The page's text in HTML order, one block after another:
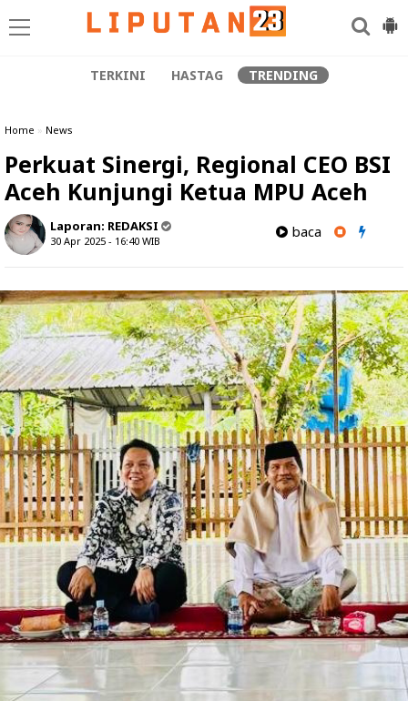
TERKINI HASTAG TRENDING
Home » News
Perkuat Sinergi, Regional CEO BSI
Aceh Kunjungi Ketua MPU Aceh
Laporan: REDAKSI
30 Apr 2025 - 16:40 WIB
baca